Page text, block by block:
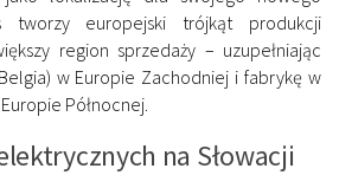
tworzy europejski trójkąt produkcji
region sprzedaży – uzupełniając
w Europie Zachodniej i fabrykę w
Północnej.
na Słowacji